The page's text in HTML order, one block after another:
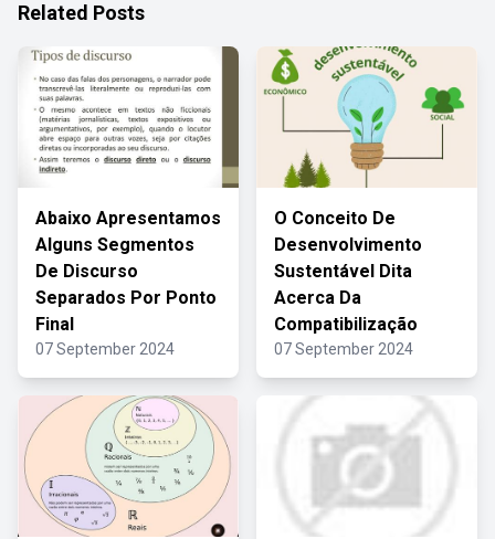
Related Posts
Abaixo Apresentamos
Alguns Segmentos
De Discurso
Separados Por Ponto
Final
07 September 2024
O Conceito De
Desenvolvimento
Sustentável Dita
Acerca Da
Compatibilização
07 September 2024